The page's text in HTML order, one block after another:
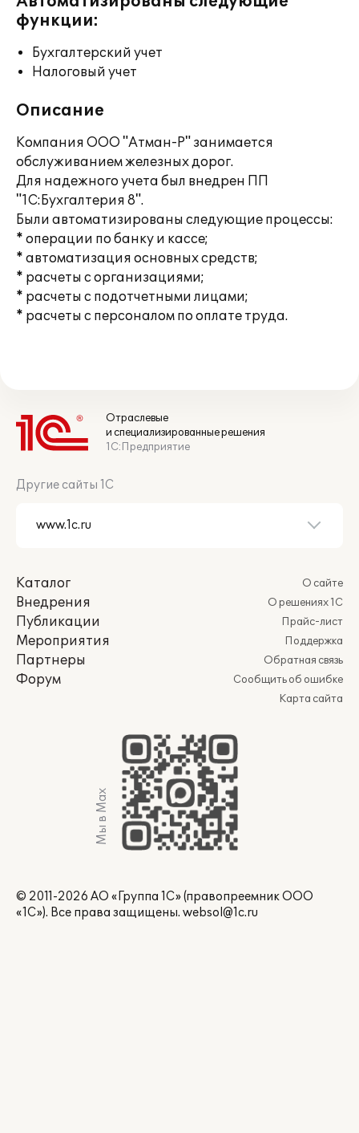
функции:
Бухгалтерский учет
Налоговый учет
Описание
Компания ООО "Атман-Р" занимается
обслуживанием железных дорог.
Для надежного учета был внедрен ПП
"1С:Бухгалтерия 8".
Были автоматизированы следующие процессы:
* операции по банку и кассе;
* автоматизация основных средств;
* расчеты с организациями;
* расчеты с подотчетными лицами;
* расчеты с персоналом по оплате труда.
Отраслевые
и специализированные решения
1С:Предприятие
Другие сайты 1С
Каталог
Внедрения
Публикации
Мероприятия
Партнеры
Форум
О сайте
О решениях 1С
Прайс-лист
Поддержка
Обратная связь
Сообщить об ошибке
Карта сайта
Мы в Max
© 2011-2026 АО «Группа 1С» (правопреемник ООО
«1С»). Все права защищены. websol@1c.ru